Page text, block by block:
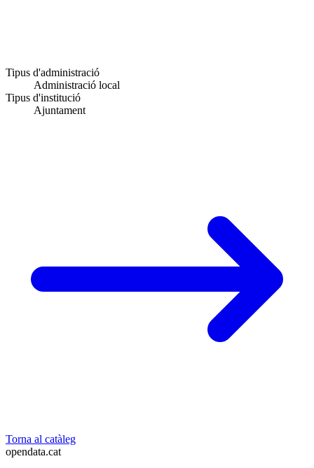
Tipus d'administració
Administració local
Tipus d'institució
Ajuntament
Torna al catàleg
opendata.cat